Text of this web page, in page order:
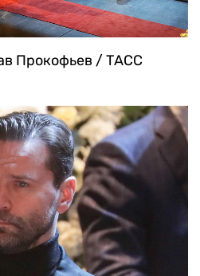
Прокофьев / ТАСС